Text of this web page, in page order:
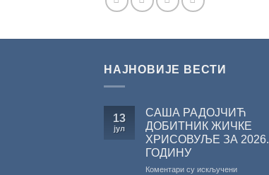
НАЈНОВИЈЕ ВЕСТИ
13
јул
САША РАДОЈЧИЋ
ДОБИТНИК ЖИЧКЕ
ХРИСОВУЉЕ ЗА 2026.
ГОДИНУ
Коментари су искљученина